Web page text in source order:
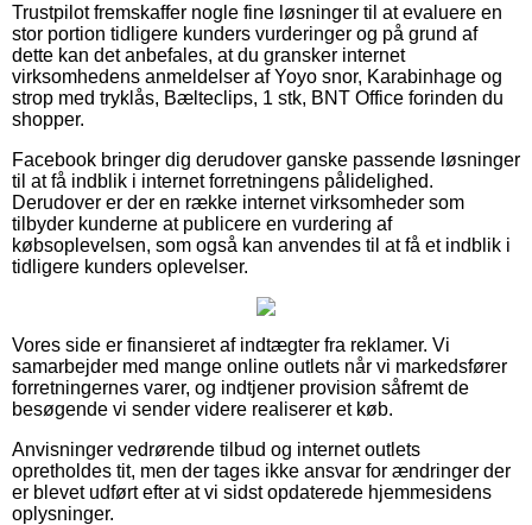
Trustpilot fremskaffer nogle fine løsninger til at evaluere en
stor portion tidligere kunders vurderinger og på grund af
dette kan det anbefales, at du gransker internet
virksomhedens anmeldelser af Yoyo snor, Karabinhage og
strop med tryklås, Bælteclips, 1 stk, BNT Office forinden du
shopper.
Facebook bringer dig derudover ganske passende løsninger
til at få indblik i internet forretningens pålidelighed.
Derudover er der en række internet virksomheder som
tilbyder kunderne at publicere en vurdering af
købsoplevelsen, som også kan anvendes til at få et indblik i
tidligere kunders oplevelser.
Vores side er finansieret af indtægter fra reklamer. Vi
samarbejder med mange online outlets når vi markedsfører
forretningernes varer, og indtjener provision såfremt de
besøgende vi sender videre realiserer et køb.
Anvisninger vedrørende tilbud og internet outlets
opretholdes tit, men der tages ikke ansvar for ændringer der
er blevet udført efter at vi sidst opdaterede hjemmesidens
oplysninger.